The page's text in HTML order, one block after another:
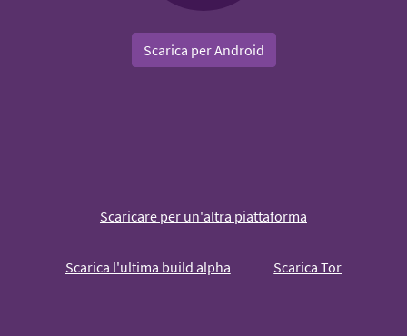
Scarica per Android
Scaricare per un'altra piattaforma
Scarica l'ultima build alpha Scarica Tor